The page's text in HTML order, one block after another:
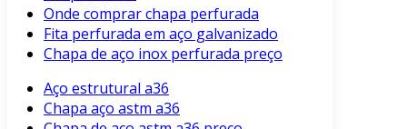
Onde comprar chapa perfurada
Fita perfurada em aço galvanizado
Chapa de aço inox perfurada preço
Aço estrutural a36
Chapa aço astm a36